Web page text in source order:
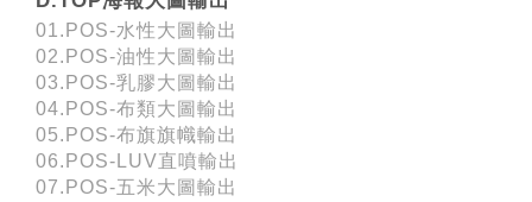
01.POS-水性大圖輸出
02.POS-油性大圖輸出
03.POS-乳膠大圖輸出
04.POS-布類大圖輸出
05.POS-布旗旗幟輸出
06.POS-LUV直噴輸出
07.POS-五米大圖輸出